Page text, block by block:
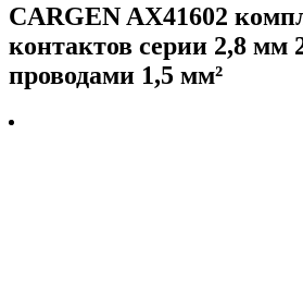
CARGEN AX41602
контактов серии 2,8 мм
проводами 1,5 мм²